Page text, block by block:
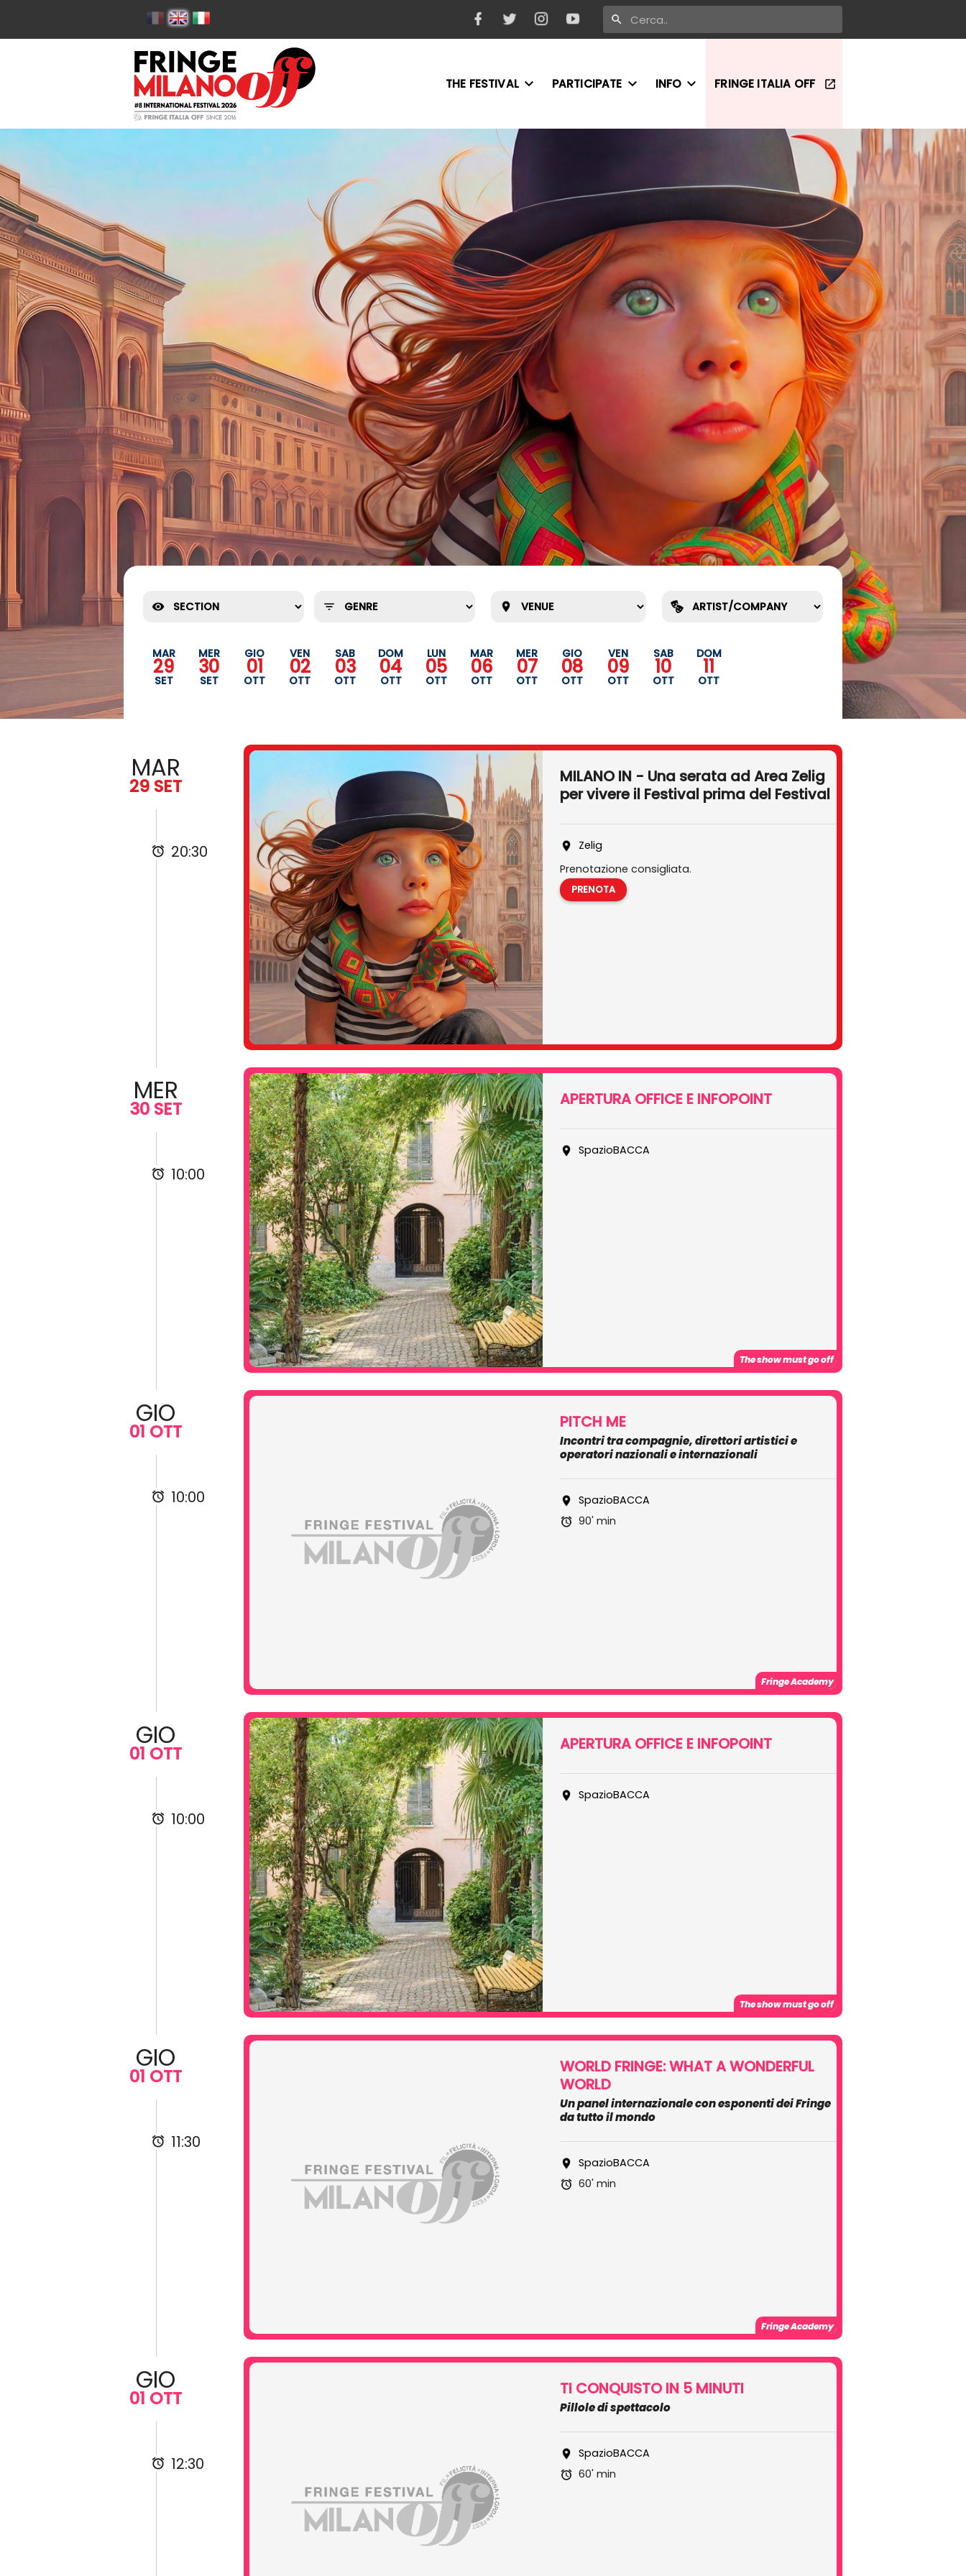
THE FESTIVAL PARTICIPATE INFO FRINGE ITALIA OFF
MAR
29
SET
MER
30
SET
GIO
01
OTT
VEN
02
OTT
SAB
03
OTT
DOM
04
OTT
LUN
05
OTT
MAR
06
OTT
MER
07
OTT
GIO
08
OTT
VEN
09
OTT
SAB
10
OTT
DOM
11
OTT
MAR
29 SET
20:30
MILANO IN - Una serata ad Area Zelig
per vivere il Festival prima del Festival
Zelig
Prenotazione consigliata.
PRENOTA
MER
30 SET
10:00
The show must go off
APERTURA OFFICE E INFOPOINT
SpazioBACCA
GIO
01 OTT
10:00
Fringe Academy
PITCH ME
Incontri tra compagnie, direttori artistici e
operatori nazionali e internazionali
SpazioBACCA
90' min
GIO
01 OTT
10:00
The show must go off
APERTURA OFFICE E INFOPOINT
SpazioBACCA
GIO
01 OTT
11:30
Fringe Academy
WORLD FRINGE: WHAT A WONDERFUL
WORLD
Un panel internazionale con esponenti dei Fringe
da tutto il mondo
SpazioBACCA
60' min
GIO
01 OTT
12:30
TI CONQUISTO IN 5 MINUTI
Pillole di spettacolo
SpazioBACCA
60' min